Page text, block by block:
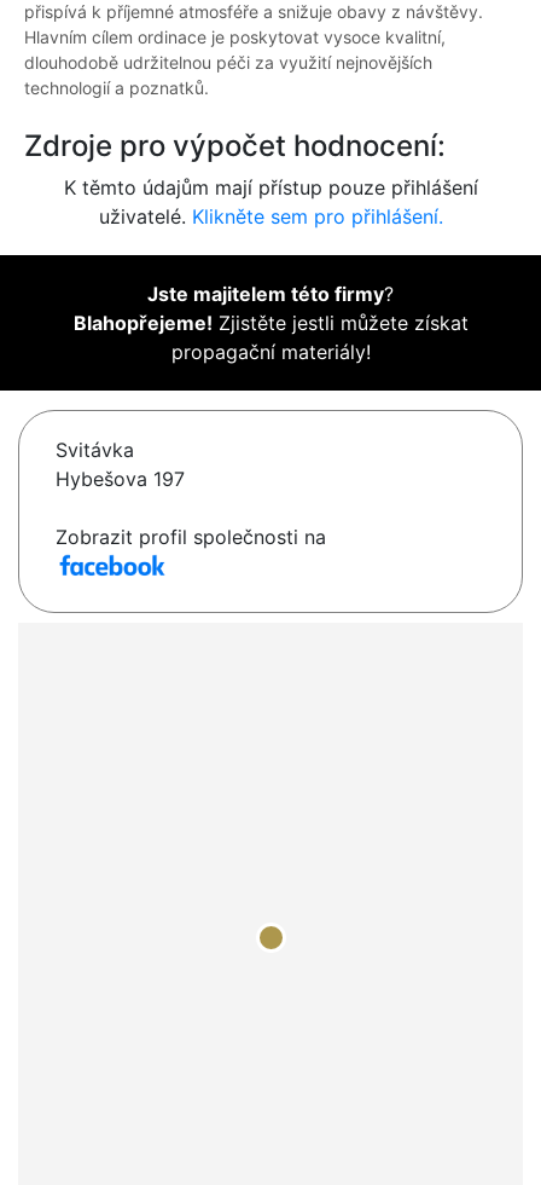
přispívá k příjemné atmosféře a snižuje obavy z návštěvy.
Hlavním cílem ordinace je poskytovat vysoce kvalitní,
dlouhodobě udržitelnou péči za využití nejnovějších
technologií a poznatků.
Zdroje pro výpočet hodnocení:
K těmto údajům mají přístup pouze přihlášení
uživatelé. Klikněte sem pro přihlášení.
Jste majitelem této firmy?
Blahopřejeme! Zjistěte jestli můžete získat
propagační materiály!
Svitávka
Hybešova 197
Zobrazit profil společnosti na